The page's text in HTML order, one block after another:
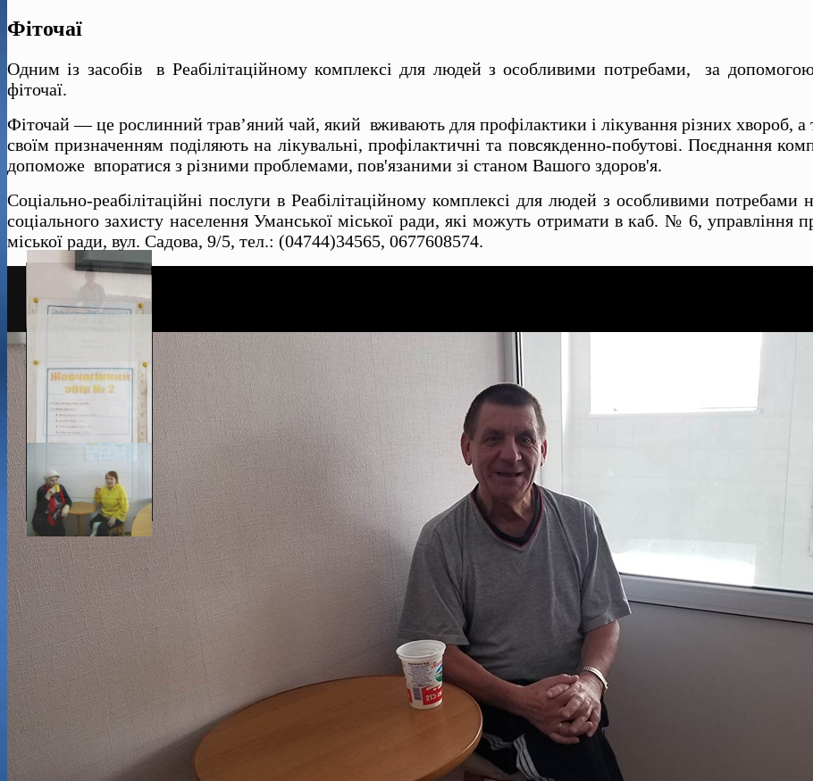
Фіточаї
Одним із засобів в Реабілітаційному комплексі для людей з особливими потребами, за
фіточаї.
Фіточай — це рослинний трав’яний чай, який вживають для профілактики і лікування різних хвороб, а
своїм призначенням поділяють на лікувальні, профілактичні та повсякденно-побутові. Поєднання
допоможе впоратися з різними проблемами, пов'язаними зі станом Вашого здоров'я.
Соціально-реабілітаційні послуги в Реабілітаційному комплексі для людей з особливими
соціального захисту населення Уманської міської ради, які можуть отримати в каб. № 6, управління
міської ради, вул. Садова, 9/5, тел.: (04744)34565, 0677608574.